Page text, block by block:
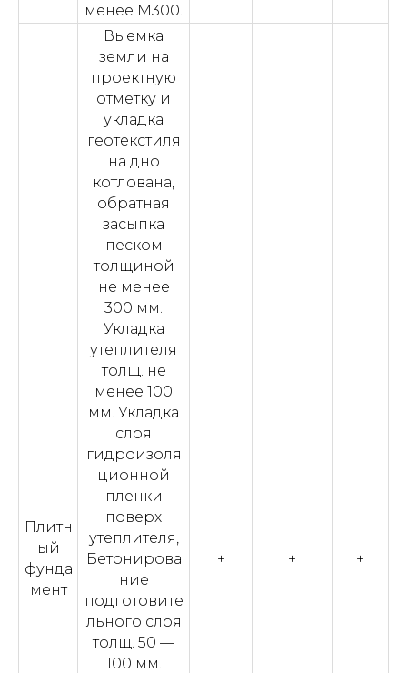
менее М300.
Плитн
ый
фунда
мент
Выемка
земли на
проектную
отметку и
укладка
геотекстиля
на дно
котлована,
обратная
засыпка
песком
толщиной
не менее
300 мм.
Укладка
утеплителя
толщ. не
менее 100
мм. Укладка
слоя
гидроизоля
ционной
пленки
поверх
утеплителя,
Бетонирова
ние
подготовите
льного слоя
толщ. 50 —
100 мм.
+ + +